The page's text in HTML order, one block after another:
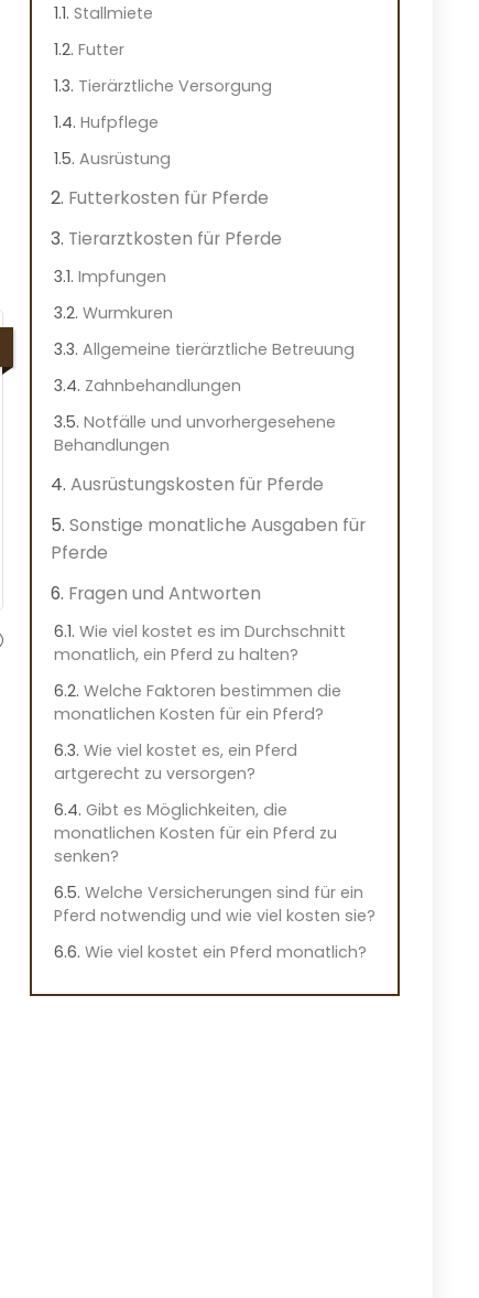
Stallmiete
Futter
Tierärztliche Versorgung
Hufpflege
Ausrüstung
Futterkosten für Pferde
Tierarztkosten für Pferde
Impfungen
Wurmkuren
Allgemeine tierärztliche Betreuung
Zahnbehandlungen
Notfälle und unvorhergesehene
Behandlungen
Ausrüstungskosten für Pferde
Sonstige monatliche Ausgaben für
Pferde
Fragen und Antworten
Wie viel kostet es im Durchschnitt
monatlich, ein Pferd zu halten?
Welche Faktoren bestimmen die
monatlichen Kosten für ein Pferd?
Wie viel kostet es, ein Pferd
artgerecht zu versorgen?
Gibt es Möglichkeiten, die
monatlichen Kosten für ein Pferd zu
senken?
Welche Versicherungen sind für ein
Pferd notwendig und wie viel kosten sie?
Wie viel kostet ein Pferd monatlich?